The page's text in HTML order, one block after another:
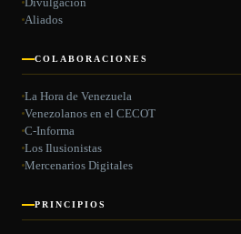
Aliados
COLABORACIONES
La Hora de Venezuela
Venezolanos en el CECOT
C-Informa
Los Ilusionistas
Mercenarios Digitales
PRINCIPIOS